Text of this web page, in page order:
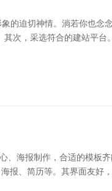
的迫切神情。淌若你也念
次，采选符合的建站平台
海报制作，合适的模板
、简历等。其界面友好